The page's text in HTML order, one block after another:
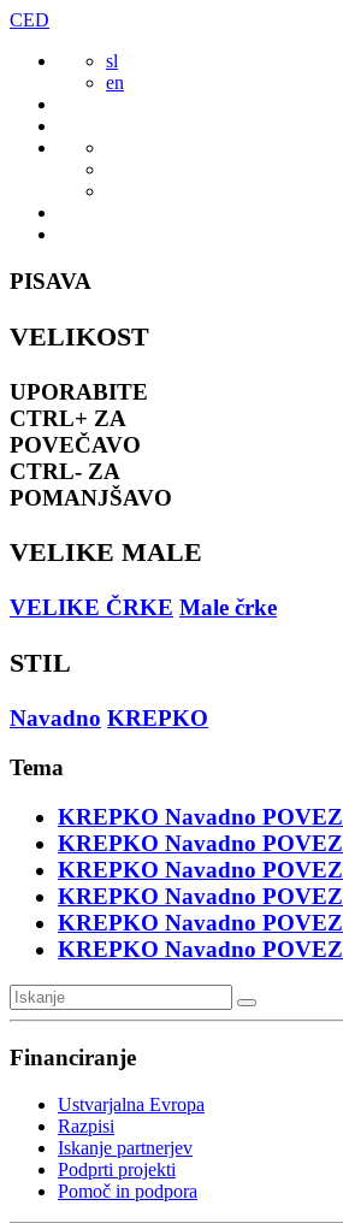
Preskoči
vsebine
CED
sl
en
PISAVA
VELIKOST
UPORABITE
CTRL+ ZA
POVEČAVO
CTRL- ZA
POMANJŠAVO
VELIKE MALE
VELIKE ČRKE Male črke
STIL
Navadno KREPKO
Tema
KREPKO Navadno
KREPKO Navadno
KREPKO Navadno
KREPKO Navadno
KREPKO Navadno
KREPKO Navadno
Financiranje
Ustvarjalna Evropa
Razpisi
Iskanje partnerjev
Podprti projekti
Pomoč in podpora